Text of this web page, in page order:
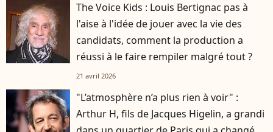
The Voice Kids : Louis Bertignac pas à
l'aise à l'idée de jouer avec la vie des
candidats, comment la production a
réussi à le faire rempiler malgré tout ?
21 avril 2026
"L’atmosphère n’a plus rien à voir" :
Arthur H, fils de Jacques Higelin, a grandi